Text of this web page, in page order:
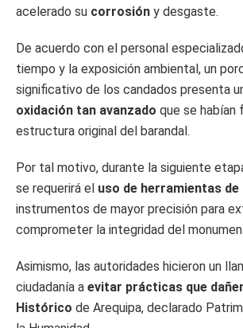
acelerado su corrosión y desgaste.
De acuerdo con el personal
tiempo y la exposición ambiental, un
significativo de los candados presenta
oxidación tan avanzado que se habían
estructura original del barandal.
Por tal motivo, durante la siguiente
se requerirá el uso de herramientas
instrumentos de mayor precisión para
comprometer la integridad del
Asimismo, las autoridades hicieron un
ciudadanía a evitar prácticas que
Histórico de Arequipa, declarado